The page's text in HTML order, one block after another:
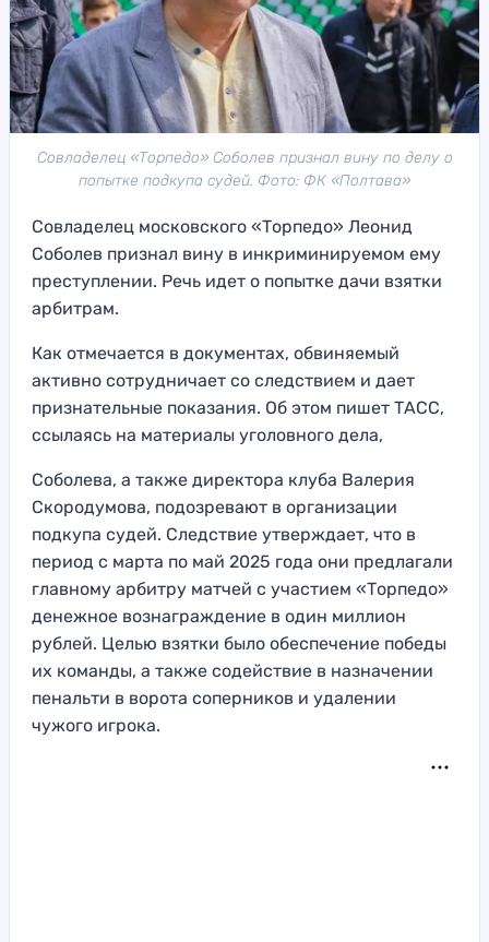
Совладелец «Торпедо» Соболев признал вину по делу о
попытке подкупа судей. Фото: ФК «Полтава»
Совладелец московского «Торпедо» Леонид
Соболев признал вину в инкриминируемом ему
преступлении. Речь идет о попытке дачи взятки
арбитрам.
Как отмечается в документах, обвиняемый
активно сотрудничает со следствием и дает
признательные показания. Об этом пишет ТАСС,
ссылаясь на материалы уголовного дела,
Соболева, а также директора клуба Валерия
Скородумова, подозревают в организации
подкупа судей. Следствие утверждает, что в
период с марта по май 2025 года они предлагали
главному арбитру матчей с участием «Торпедо»
денежное вознаграждение в один миллион
рублей. Целью взятки было обеспечение победы
их команды, а также содействие в назначении
пенальти в ворота соперников и удалении
чужого игрока.